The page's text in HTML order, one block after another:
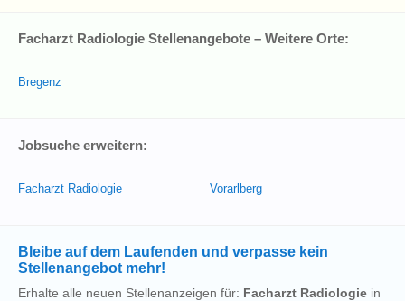
Facharzt Radiologie Stellenangebote – Weitere Orte:
Bregenz
Jobsuche erweitern:
Facharzt Radiologie Vorarlberg
Bleibe auf dem Laufenden und verpasse kein
Stellenangebot mehr!
Erhalte alle neuen Stellenanzeigen für: Facharzt Radiologie in